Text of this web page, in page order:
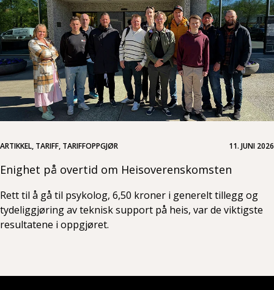
ARTIKKEL, TARIFF, TARIFFOPPGJØR 11. JUNI 2026
Enighet på overtid om Heisoverenskomsten
Rett til å gå til psykolog, 6,50 kroner i generelt tillegg og
tydeliggjøring av teknisk support på heis, var de viktigste
resultatene i oppgjøret.